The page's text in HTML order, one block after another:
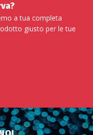
a tua completa
giusto per le tue